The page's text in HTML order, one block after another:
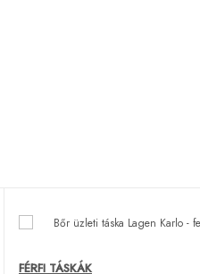
FÉRFI TÁSKÁK